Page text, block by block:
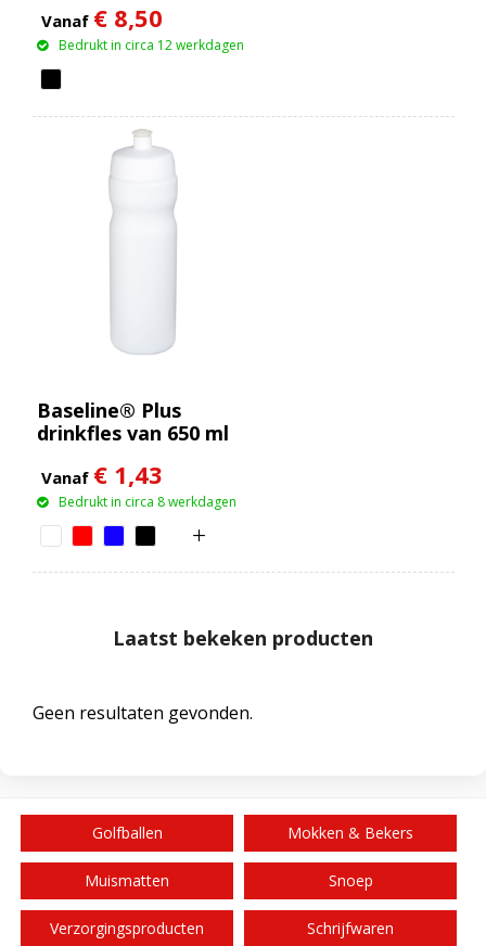
Vanaf € 8,50
Bedrukt in circa 12 werkdagen
Baseline® Plus
drinkfles van 650 ml
Vanaf € 1,43
Bedrukt in circa 8 werkdagen
Laatst bekeken producten
Geen resultaten gevonden.
Golfballen Mokken & Bekers
Muismatten Snoep
Verzorgingsproducten Schrijfwaren